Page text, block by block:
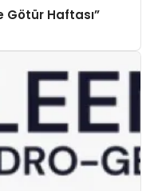
Götür Haftası”